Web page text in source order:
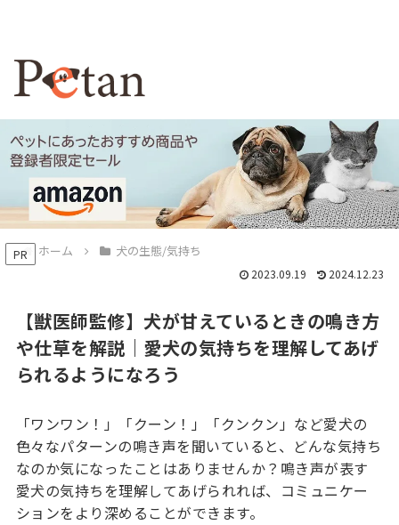
PR ホーム 犬の生態/気持ち
【獣医師監修】犬が甘えているときの鳴き方
や仕草を解説｜愛犬の気持ちを理解してあげ
られるようになろう
2023.09.19 2024.12.23
「ワンワン！」「クーン！」「クンクン」など愛犬の
色々なパターンの鳴き声を聞いていると、どんな気持ち
なのか気になったことはありませんか？鳴き声が表す
愛犬の気持ちを理解してあげられれば、コミュニケー
ションをより深めることができます。